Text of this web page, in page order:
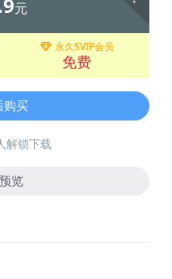
元
永久SVIP会员
免费
购买
解锁下载
览